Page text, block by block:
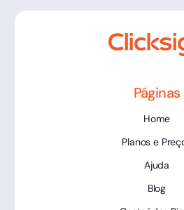
Páginas
Home
Planos e
Ajuda
Blog